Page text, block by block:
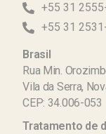
+55 31
+55 31
Brasil
Rua Min.
Vila da Serra,
CEP: 34.006-053
Tratamento de